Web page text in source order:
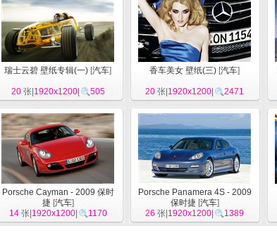
瑞士云碧 壁纸专辑(一) [汽车]
20张| 1920x1200| 505
香车美女 壁纸(三) [汽车]
20 张| 1920x1200 2471
Porsche Cayman - 2009 保时
捷 [汽车]
14张| 1920x1200| 1170
Porsche Panamera 4S - 2009
保时捷 [汽车]
26 张| 1920x1200 1389